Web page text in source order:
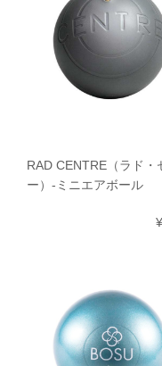
RAD CENTRE（ラド・
ー）-ミニエアボール